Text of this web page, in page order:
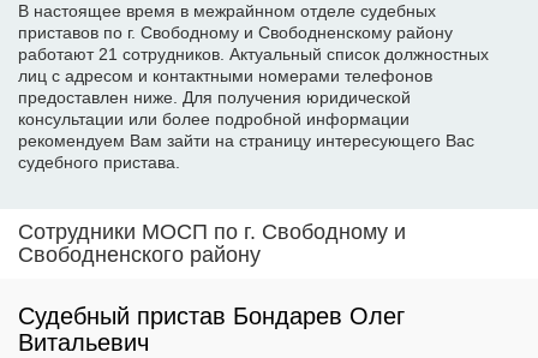
В настоящее время в межрайнном отделе судебных
приставов по г. Свободному и Свободненскому району
работают 21 сотрудников. Актуальный список должностных
лиц с адресом и контактными номерами телефонов
предоставлен ниже. Для получения юридической
консультации или более подробной информации
рекомендуем Вам зайти на страницу интересующего Вас
судебного пристава.
Сотрудники МОСП по г. Свободному и
Свободненского району
Судебный пристав Бондарев Олег
Витальевич